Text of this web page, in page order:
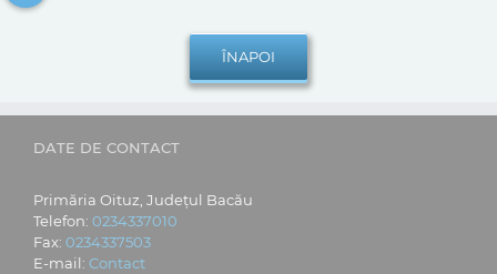
DATE DE CONTACT
Primăria Oituz, Județul Bacău
Telefon: 0234337010
Fax: 0234337503
E-mail: Contact